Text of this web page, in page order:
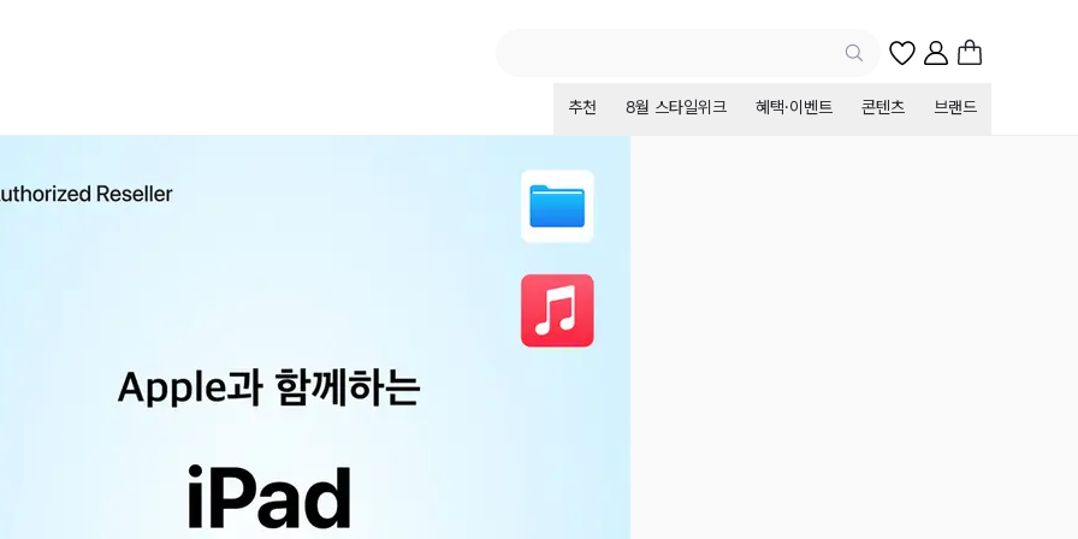
추천 8월 스타일위크 혜택·이벤트 콘텐츠 브랜드